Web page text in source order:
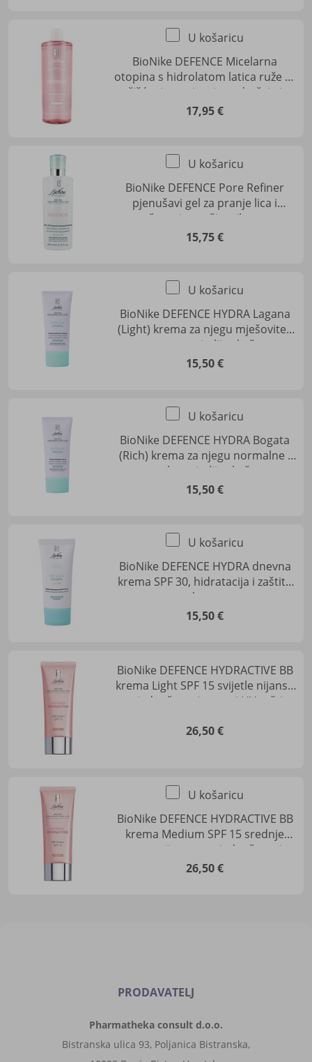
BioNike DEFENCE Micelarna
otopina s hidrolatom latica ruže za
čišćenje, umirenje nadražaja i
uklanjanje šminke, 500 ml
17,95 €
U košaricu
BioNike DEFENCE Pore Refiner
pjenušavi gel za pranje lica i
sužavanje proširenih pora
15,75 €
U košaricu
BioNike DEFENCE HYDRA Lagana
(Light) krema za njegu mješovite i
masne osjetljive kože
15,50 €
U košaricu
BioNike DEFENCE HYDRA Bogata
(Rich) krema za njegu normalne i
suhe osjetljive kože
15,50 €
U košaricu
BioNike DEFENCE HYDRA dnevna
krema SPF 30, hidratacija i zaštita
od sunca
15,50 €
U košaricu
BioNike DEFENCE HYDRACTIVE BB
krema Light SPF 15 svijetle nijanse
za ujednačavanje tena i UV zaštitu
26,50 €
BioNike DEFENCE HYDRACTIVE BB
krema Medium SPF 15 srednje
tamne nijanse za ujednačavanje
tena i UV zaštitu
26,50 €
U košaricu
PRODAVATELJ
Pharmatheka consult d.o.o.
Bistranska ulica 93, Poljanica Bistranska,